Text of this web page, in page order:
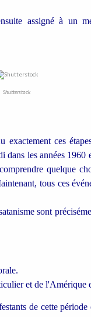
assigné à un
Shutterstock
exactement ces
les années 1960
quelque
tous ces
sont
et de l'Amérique
de cette